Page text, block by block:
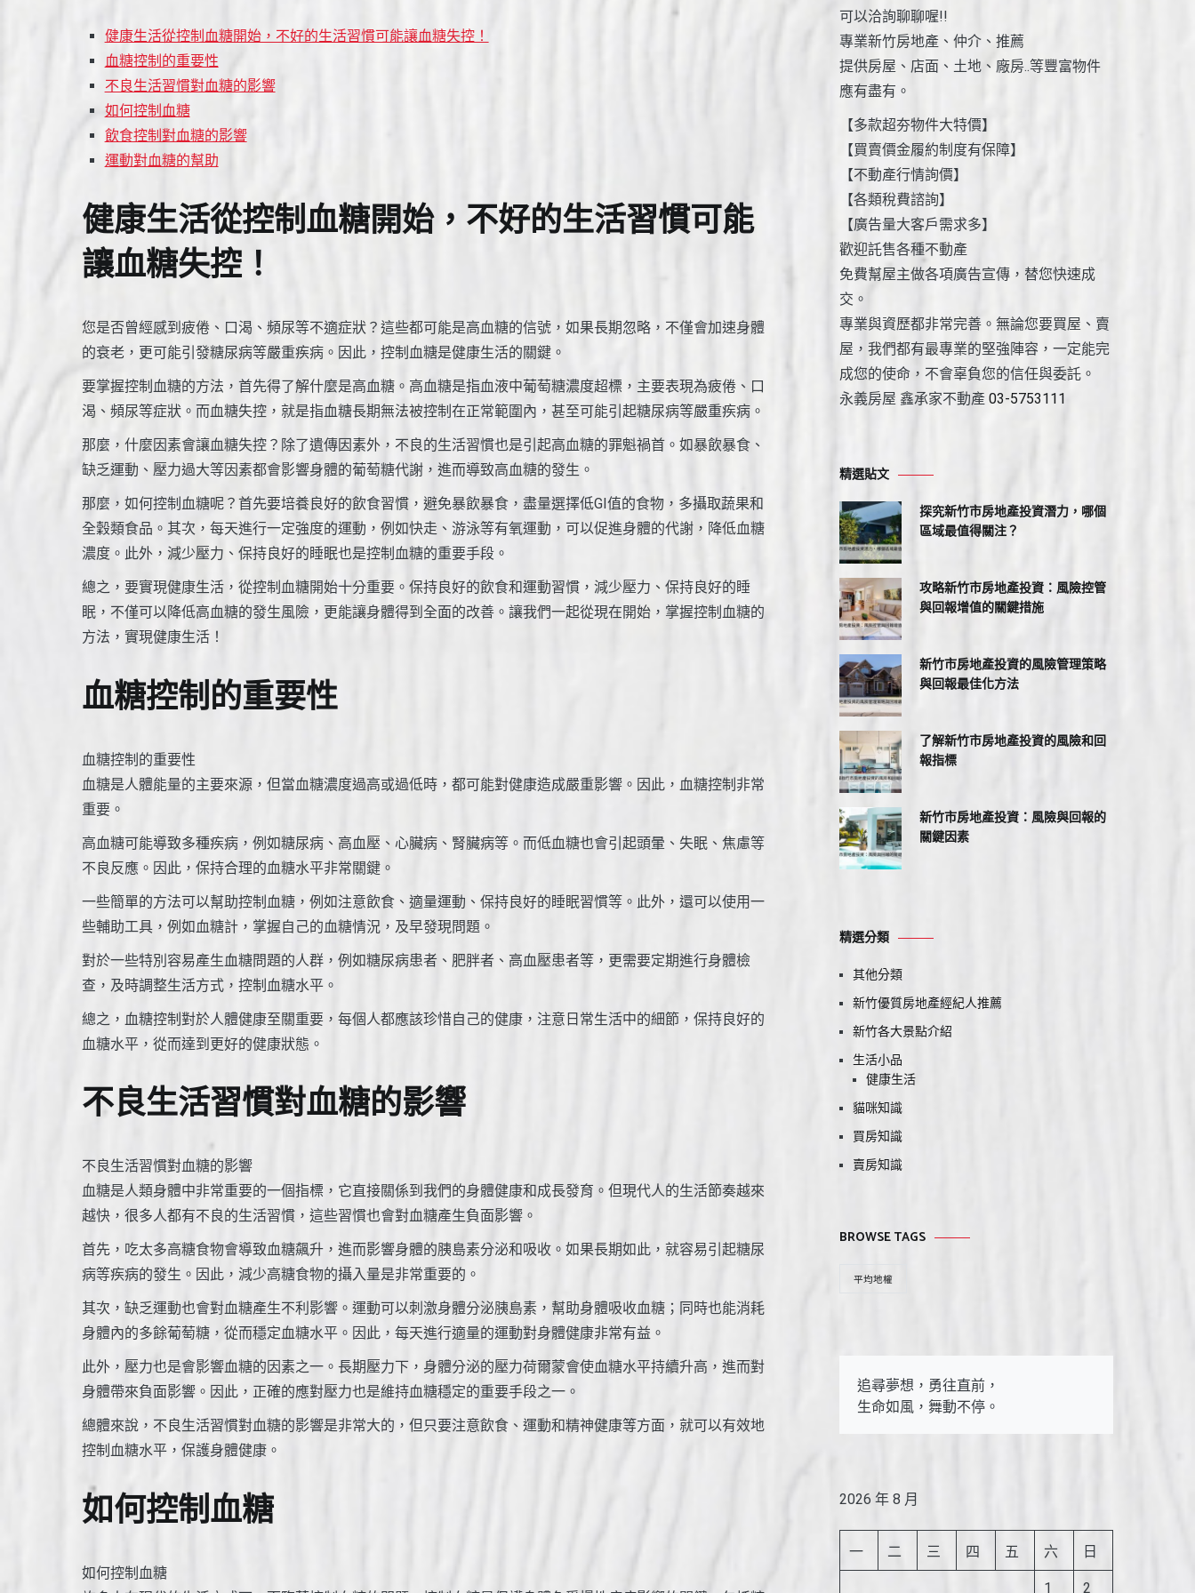
健康生活從控制血糖開始，不好的生活習慣可能讓血糖失控！
血糖控制的重要性
不良生活習慣對血糖的影響
如何控制血糖
飲食控制對血糖的影響
運動對血糖的幫助
健康生活從控制血糖開始，不好的生活習慣可能
讓血糖失控！
您是否曾經感到疲倦、口渴、頻尿等不適症狀？這些都可能是高血糖的信號，如果長期忽略，不僅會加速身體
的衰老，更可能引發糖尿病等嚴重疾病。因此，控制血糖是健康生活的關鍵。
要掌握控制血糖的方法，首先得了解什麼是高血糖。高血糖是指血液中葡萄糖濃度超標，主要表現為疲倦、口
渴、頻尿等症狀。而血糖失控，就是指血糖長期無法被控制在正常範圍內，甚至可能引起糖尿病等嚴重疾病。
那麼，什麼因素會讓血糖失控？除了遺傳因素外，不良的生活習慣也是引起高血糖的罪魁禍首。如暴飲暴食、
缺乏運動、壓力過大等因素都會影響身體的葡萄糖代謝，進而導致高血糖的發生。
那麼，如何控制血糖呢？首先要培養良好的飲食習慣，避免暴飲暴食，盡量選擇低GI值的食物，多攝取蔬果和
全穀類食品。其次，每天進行一定強度的運動，例如快走、游泳等有氧運動，可以促進身體的代謝，降低血糖
濃度。此外，減少壓力、保持良好的睡眠也是控制血糖的重要手段。
總之，要實現健康生活，從控制血糖開始十分重要。保持良好的飲食和運動習慣，減少壓力、保持良好的睡
眠，不僅可以降低高血糖的發生風險，更能讓身體得到全面的改善。讓我們一起從現在開始，掌握控制血糖的
方法，實現健康生活！
血糖控制的重要性
血糖控制的重要性
血糖是人體能量的主要來源，但當血糖濃度過高或過低時，都可能對健康造成嚴重影響。因此，血糖控制非常
重要。
高血糖可能導致多種疾病，例如糖尿病、高血壓、心臟病、腎臟病等。而低血糖也會引起頭暈、失眠、焦慮等
不良反應。因此，保持合理的血糖水平非常關鍵。
一些簡單的方法可以幫助控制血糖，例如注意飲食、適量運動、保持良好的睡眠習慣等。此外，還可以使用一
些輔助工具，例如血糖計，掌握自己的血糖情況，及早發現問題。
對於一些特別容易產生血糖問題的人群，例如糖尿病患者、肥胖者、高血壓患者等，更需要定期進行身體檢
查，及時調整生活方式，控制血糖水平。
總之，血糖控制對於人體健康至關重要，每個人都應該珍惜自己的健康，注意日常生活中的細節，保持良好的
血糖水平，從而達到更好的健康狀態。
不良生活習慣對血糖的影響
不良生活習慣對血糖的影響
血糖是人類身體中非常重要的一個指標，它直接關係到我們的身體健康和成長發育。但現代人的生活節奏越來
越快，很多人都有不良的生活習慣，這些習慣也會對血糖產生負面影響。
首先，吃太多高糖食物會導致血糖飆升，進而影響身體的胰島素分泌和吸收。如果長期如此，就容易引起糖尿
病等疾病的發生。因此，減少高糖食物的攝入量是非常重要的。
其次，缺乏運動也會對血糖產生不利影響。運動可以刺激身體分泌胰島素，幫助身體吸收血糖；同時也能消耗
身體內的多餘葡萄糖，從而穩定血糖水平。因此，每天進行適量的運動對身體健康非常有益。
此外，壓力也是會影響血糖的因素之一。長期壓力下，身體分泌的壓力荷爾蒙會使血糖水平持續升高，進而對
身體帶來負面影響。因此，正確的應對壓力也是維持血糖穩定的重要手段之一。
總體來說，不良生活習慣對血糖的影響是非常大的，但只要注意飲食、運動和精神健康等方面，就可以有效地
控制血糖水平，保護身體健康。
如何控制血糖
如何控制血糖
可以洽詢聊聊喔!!
專業新竹房地產、仲介、推薦
提供房屋、店面、土地、廠房..等豐富物件
應有盡有。
【多款超夯物件大特價】
【買賣價金履約制度有保障】
【不動產行情詢價】
【各類稅費諮詢】
【廣告量大客戶需求多】
歡迎託售各種不動產
免費幫屋主做各項廣告宣傳，替您快速成
交。
專業與資歷都非常完善。無論您要買屋、賣
屋，我們都有最專業的堅強陣容，一定能完
成您的使命，不會辜負您的信任與委託。
永義房屋 鑫承家不動產 03-5753111
精選貼文
探究新竹市房地產投資潛力，哪個
區域最值得關注？
攻略新竹市房地產投資：風險控管
與回報增值的關鍵措施
新竹市房地產投資的風險管理策略
與回報最佳化方法
了解新竹市房地產投資的風險和回
報指標
新竹市房地產投資：風險與回報的
關鍵因素
精選分類
其他分類
新竹優質房地產經紀人推薦
新竹各大景點介紹
生活小品
健康生活
貓咪知識
買房知識
賣房知識
BROWSE TAGS
平均地權
追尋夢想，勇往直前，
生命如風，舞動不停。
2026 年 8 月
一 二 三 四 五 六 日
1 2